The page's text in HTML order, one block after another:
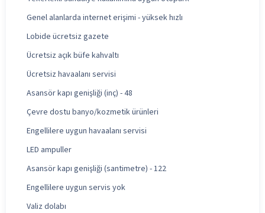
Genel alanlarda internet erişimi - yüksek hızlı
Lobide ücretsiz gazete
Ücretsiz açık büfe kahvaltı
Ücretsiz havaalanı servisi
Asansör kapı genişliği (inç) - 48
Çevre dostu banyo/kozmetik ürünleri
Engellilere uygun havaalanı servisi
LED ampuller
Asansör kapı genişliği (santimetre) - 122
Engellilere uygun servis yok
Valiz dolabı